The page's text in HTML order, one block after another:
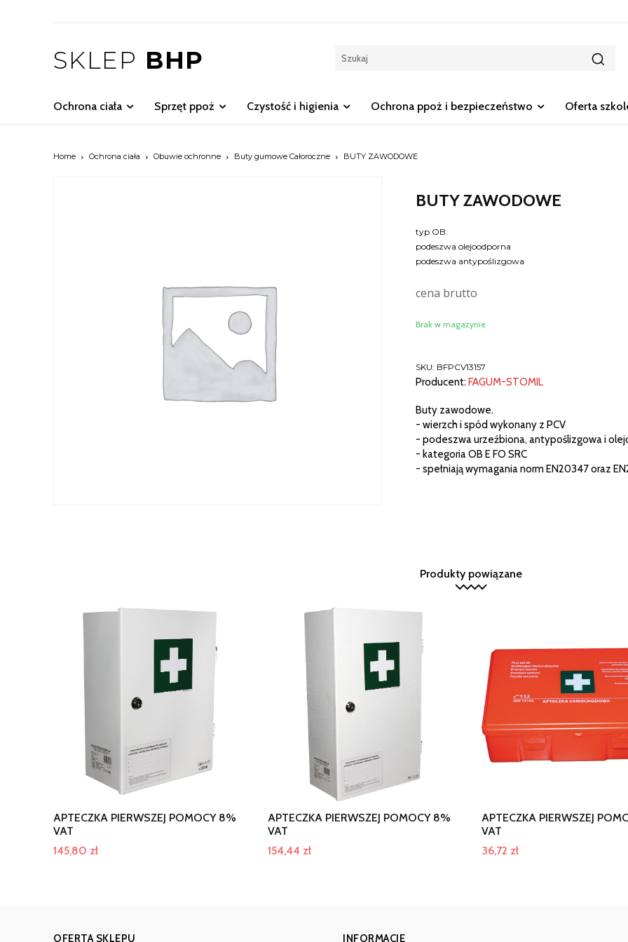
SKLEP BHP
Ochrona ciała Sprzęt ppoż Czystość i higienia Ochrona ppoż i bezpieczeństwo Oferta
Home Ochrona ciała Obuwie ochronne Buty gumowe Całoroczne BUTY ZAWODOWE
BUTY ZAWODOWE
typ OB.
podeszwa olejoodporna
podeszwa antypoślizgowa
cena brutto
Brak w magazynie
SKU: BFPCV13157
Producent:FAGUM-STOMIL
Buty zawodowe.
- wierzch i spód wykonany z PCV
- podeszwa urzeźbiona, antypoślizgowa i
- kategoria OB E FO SRC
- spełniają wymagania norm EN20347 oraz
Produkty powiązane
APTECZKA PIERWSZEJ POMOCY 8%
VAT
145,80 zł
APTECZKA PIERWSZEJ POMOCY 8%
VAT
154,44 zł
APTECZKA PIERWSZEJ
VAT
36,72 zł
OFERTA SKLEPU INFORMACJE